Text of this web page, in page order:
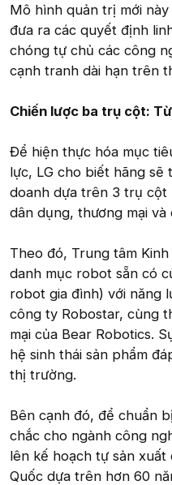
Mô hình quản trị mới
đưa ra các quyết định
chóng tự chủ các công
cạnh tranh dài hạn trên
Chiến lược ba trụ cột:
Để hiện thực hóa mục
lực, LG cho biết hãng sẽ
doanh dựa trên 3 trụ cột
dân dụng, thương mại và
Theo đó, Trung tâm
danh mục robot sẵn có
robot gia đình) với năng
công ty Robostar, cùng
mại của Bear Robotics.
hệ sinh thái sản phẩm
thị trường.
Bên cạnh đó, để chuẩn
chắc cho ngành công
lên kế hoạch tự sản
Quốc dựa trên hơn 60